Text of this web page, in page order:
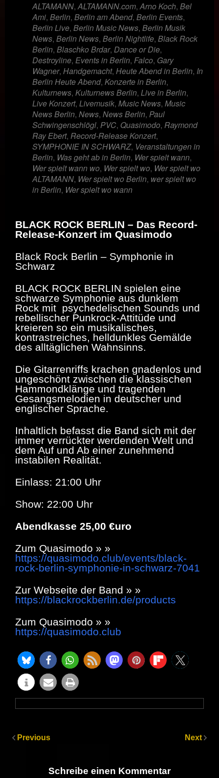
ALTAMANN,ALTAMANN.com,Arno Koch, Bel
Ami, Berlin, Berlin am Abend, Berlin Events,
Berlin Live, Berlin Music News, Berlin Musik
News, Berlin News, Berlin Nightlife, Black Rock
Berlin, Blaschko Brdar, Dance or Die,
Destroyline, Events in Berlin, Falco, Gary
Wagner, Handgemacht, Heute Abend in Berlin, In
Berlin Heute Abend, Konzerte in Berlin,
Kulturnews, Kulturnews Berlin, Live in Berlin,
Live Konzert, Livemusik, Music News, Music
News Berlin, News, News Berlin, Paul
Schwingenschlögl, PVC, Quasimodo, Raymond
Ray Ebert, Record-Release Konzert,
SYMPHONIE IN SCHWARZ, Veranstaltungen in
Berlin, Was geht ab in Berlin, Wer spielt wann,
Wer spielt wann wo, Wer spielt wo, Wer spielt wo
ALTAMANN, Wer spielt wo Berlin, wer spielt wo
in Berlin, Wer spielt wo wann
BLACK ROCK BERLIN – Das Record-
Release-Konzert im Quasimodo
Black Rock Berlin – Symphonie in
Schwarz
BLACK ROCK BERLIN spielen eine
schwarze Symphonie aus dunklem
Rock mit psychedelischen Sounds und
rebellischer Punkrock-Attitüde und
kreieren so ein musikalisches,
kontrastreiches, helldunkles Gemälde
des alltäglichen Wahnsinns.
Die Gitarrenriffs krachen gnadenlos und
ungeschönt zwischen die klassischen
Hammondklänge und tragenden
Gesangsmelodien in deutscher und
englischer Sprache.
Inhaltlich befasst die Band sich mit der
immer verrückter werdenden Welt und
dem Auf und Ab einer zunehmend
instabilen Realität.
Einlass: 21:00 Uhr
Show: 22:00 Uhr
Abendkasse 25,00 €uro
Zum Quasimodo » »
https://quasimodo.club/events/black-
rock-berlin-symphonie-in-schwarz-7041
Zur Webseite der Band » »
https://blackrockberlin.de/products
Zum Quasimodo » »
https://quasimodo.club
Previous Next
Schreibe einen Kommentar